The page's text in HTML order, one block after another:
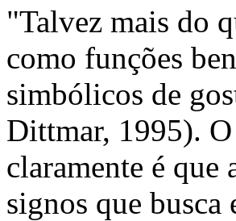
"Talvez mais do
como funções
simbólicos de
Dittmar, 1995).
claramente é que
signos que